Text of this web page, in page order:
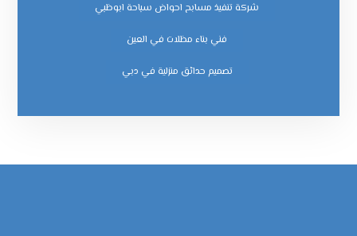
شركة تنفيذ مسابح احواض سباحة ابوظبي
فني بناء مظلات في العين
‏تصميم حدائق منزلية في دبي